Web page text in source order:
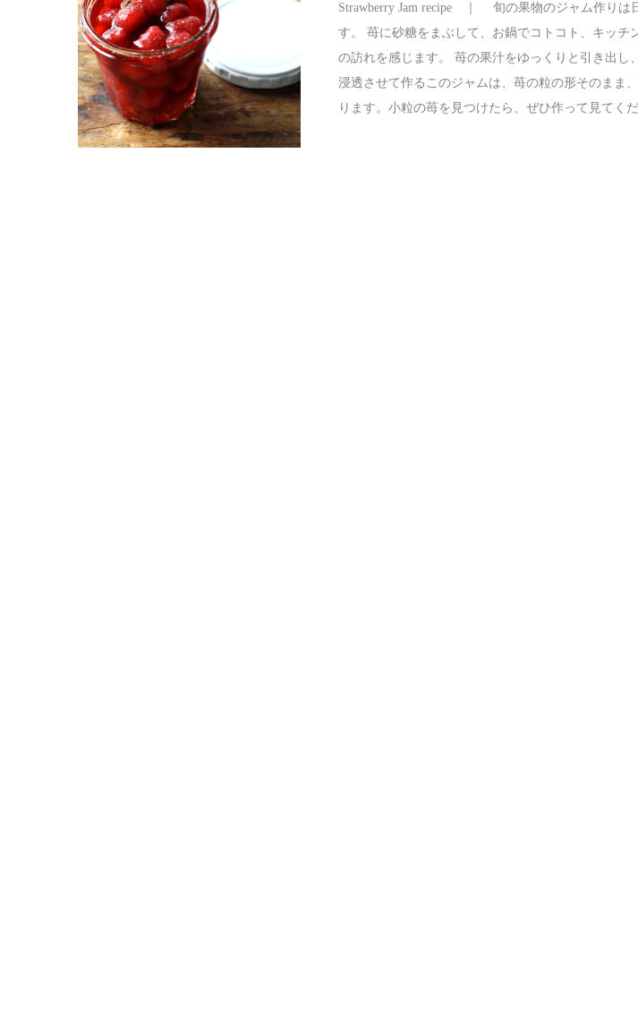
Strawberry Jam recipe ｜ 旬の果物のジャム作りは
す。 苺に砂糖をまぶして、お鍋でコトコト、キッチ
の訪れを感じます。 苺の果汁をゆっくりと引き出し
浸透させて作るこのジャムは、苺の粒の形そのまま
ります。小粒の苺を見つけたら、ぜひ作って見てくだ